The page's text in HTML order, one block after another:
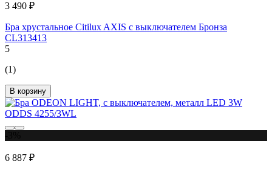
3 490 ₽
Бра хрустальное Citilux AXIS с выключателем Бронза
CL313413
5
(1)
В корзину
6 887 ₽